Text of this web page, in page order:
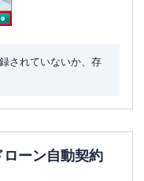
されていないか、存
ーン自動契約